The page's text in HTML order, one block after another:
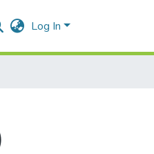
Log In